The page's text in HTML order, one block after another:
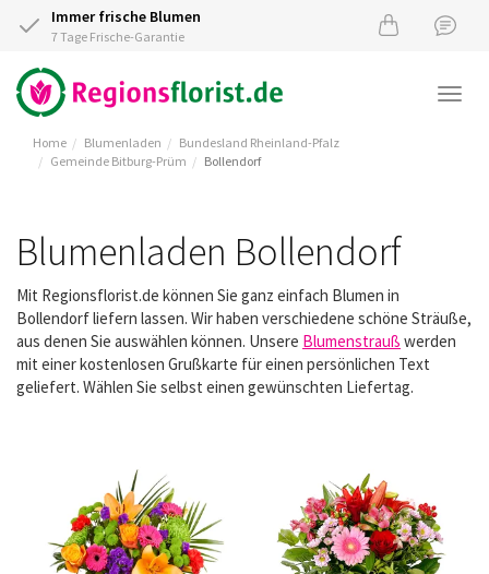
Immer frische Blumen
7 Tage Frische-Garantie
Home Blumenladen
Bundesland Rheinland-Pfalz
Gemeinde Bitburg-Prüm
Bollendorf
Blumenladen Bollendorf
Mit Regionsflorist.de können Sie ganz einfach Blumen in
Bollendorf liefern lassen. Wir haben verschiedene schöne Sträuße,
aus denen Sie auswählen können. Unsere Blumenstrauß werden
mit einer kostenlosen Grußkarte für einen persönlichen Text
geliefert. Wählen Sie selbst einen gewünschten Liefertag.